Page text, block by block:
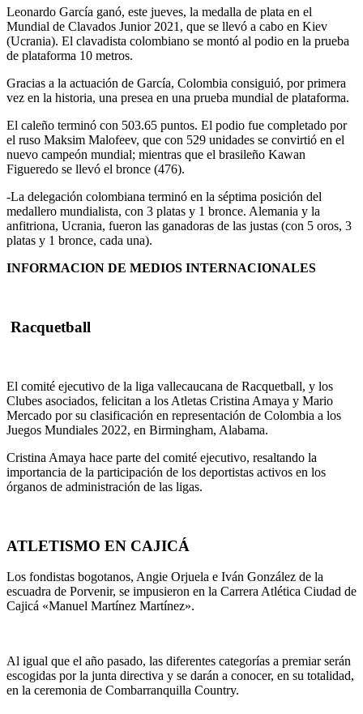
Leonardo García ganó, este jueves, la medalla de plata en el
Mundial de Clavados Junior 2021, que se llevó a cabo en Kiev
(Ucrania). El clavadista colombiano se montó al podio en la prueba
de plataforma 10 metros.
Gracias a la actuación de García, Colombia consiguió, por primera
vez en la historia, una presea en una prueba mundial de plataforma.
El caleño terminó con 503.65 puntos. El podio fue completado por
el ruso Maksim Malofeev, que con 529 unidades se convirtió en el
nuevo campeón mundial; mientras que el brasileño Kawan
Figueredo se llevó el bronce (476).
-La delegación colombiana terminó en la séptima posición del
medallero mundialista, con 3 platas y 1 bronce. Alemania y la
anfitriona, Ucrania, fueron las ganadoras de las justas (con 5 oros, 3
platas y 1 bronce, cada una).
INFORMACION DE MEDIOS INTERNACIONALES
Racquetball
El comité ejecutivo de la liga vallecaucana de Racquetball, y los
Clubes asociados, felicitan a los Atletas Cristina Amaya y Mario
Mercado por su clasificación en representación de Colombia a los
Juegos Mundiales 2022, en Birmingham, Alabama.
Cristina Amaya hace parte del comité ejecutivo, resaltando la
importancia de la participación de los deportistas activos en los
órganos de administración de las ligas.
ATLETISMO EN CAJICÁ
Los fondistas bogotanos, Angie Orjuela e Iván González de la
escuadra de Porvenir, se impusieron en la Carrera Atlética Ciudad de
Cajicá «Manuel Martínez Martínez».
Al igual que el año pasado, las diferentes categorías a premiar serán
escogidas por la junta directiva y se darán a conocer, en su totalidad,
en la ceremonia de Combarranquilla Country.